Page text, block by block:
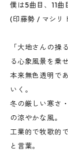
僕は5曲目、11曲
(印藤勢 / マシリ
「大地さんの操
る心象風景を乗
本来無色透明で
いく。
冬の厳しい寒さ
の涼やかな風。
工業的で牧歌的
と言葉。